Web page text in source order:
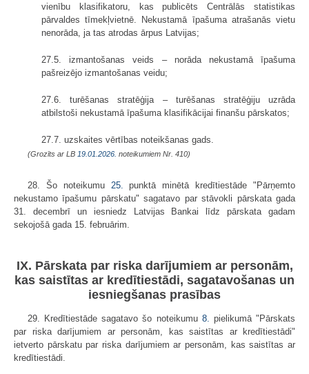
vienību klasifikatoru, kas publicēts Centrālās statistikas
pārvaldes tīmekļvietnē. Nekustamā īpašuma atrašanās vietu
nenorāda, ja tas atrodas ārpus Latvijas;
27.5. izmantošanas veids – norāda nekustamā īpašuma
pašreizējo izmantošanas veidu;
27.6. turēšanas stratēģija – turēšanas stratēģiju uzrāda
atbilstoši nekustamā īpašuma klasifikācijai finanšu pārskatos;
27.7. uzskaites vērtības noteikšanas gads.
(Grozīts ar LB 19.01.2026. noteikumiem Nr. 410)
28. Šo noteikumu 25.
punktā minētā kredītiestāde "Pārņemto
nekustamo īpašumu pārskatu" sagatavo par stāvokli pārskata gada
31. decembrī un iesniedz Latvijas Bankai līdz pārskata gadam
sekojošā gada 15. februārim.
IX. Pārskata par riska darījumiem ar personām,
kas saistītas ar kredītiestādi, sagatavošanas un
iesniegšanas prasības
29. Kredītiestāde sagatavo šo noteikumu 8. pielikumā "Pārskats
par riska darījumiem ar personām, kas saistītas ar kredītiestādi"
ietverto pārskatu par riska darījumiem ar personām, kas saistītas ar
kredītiestādi.